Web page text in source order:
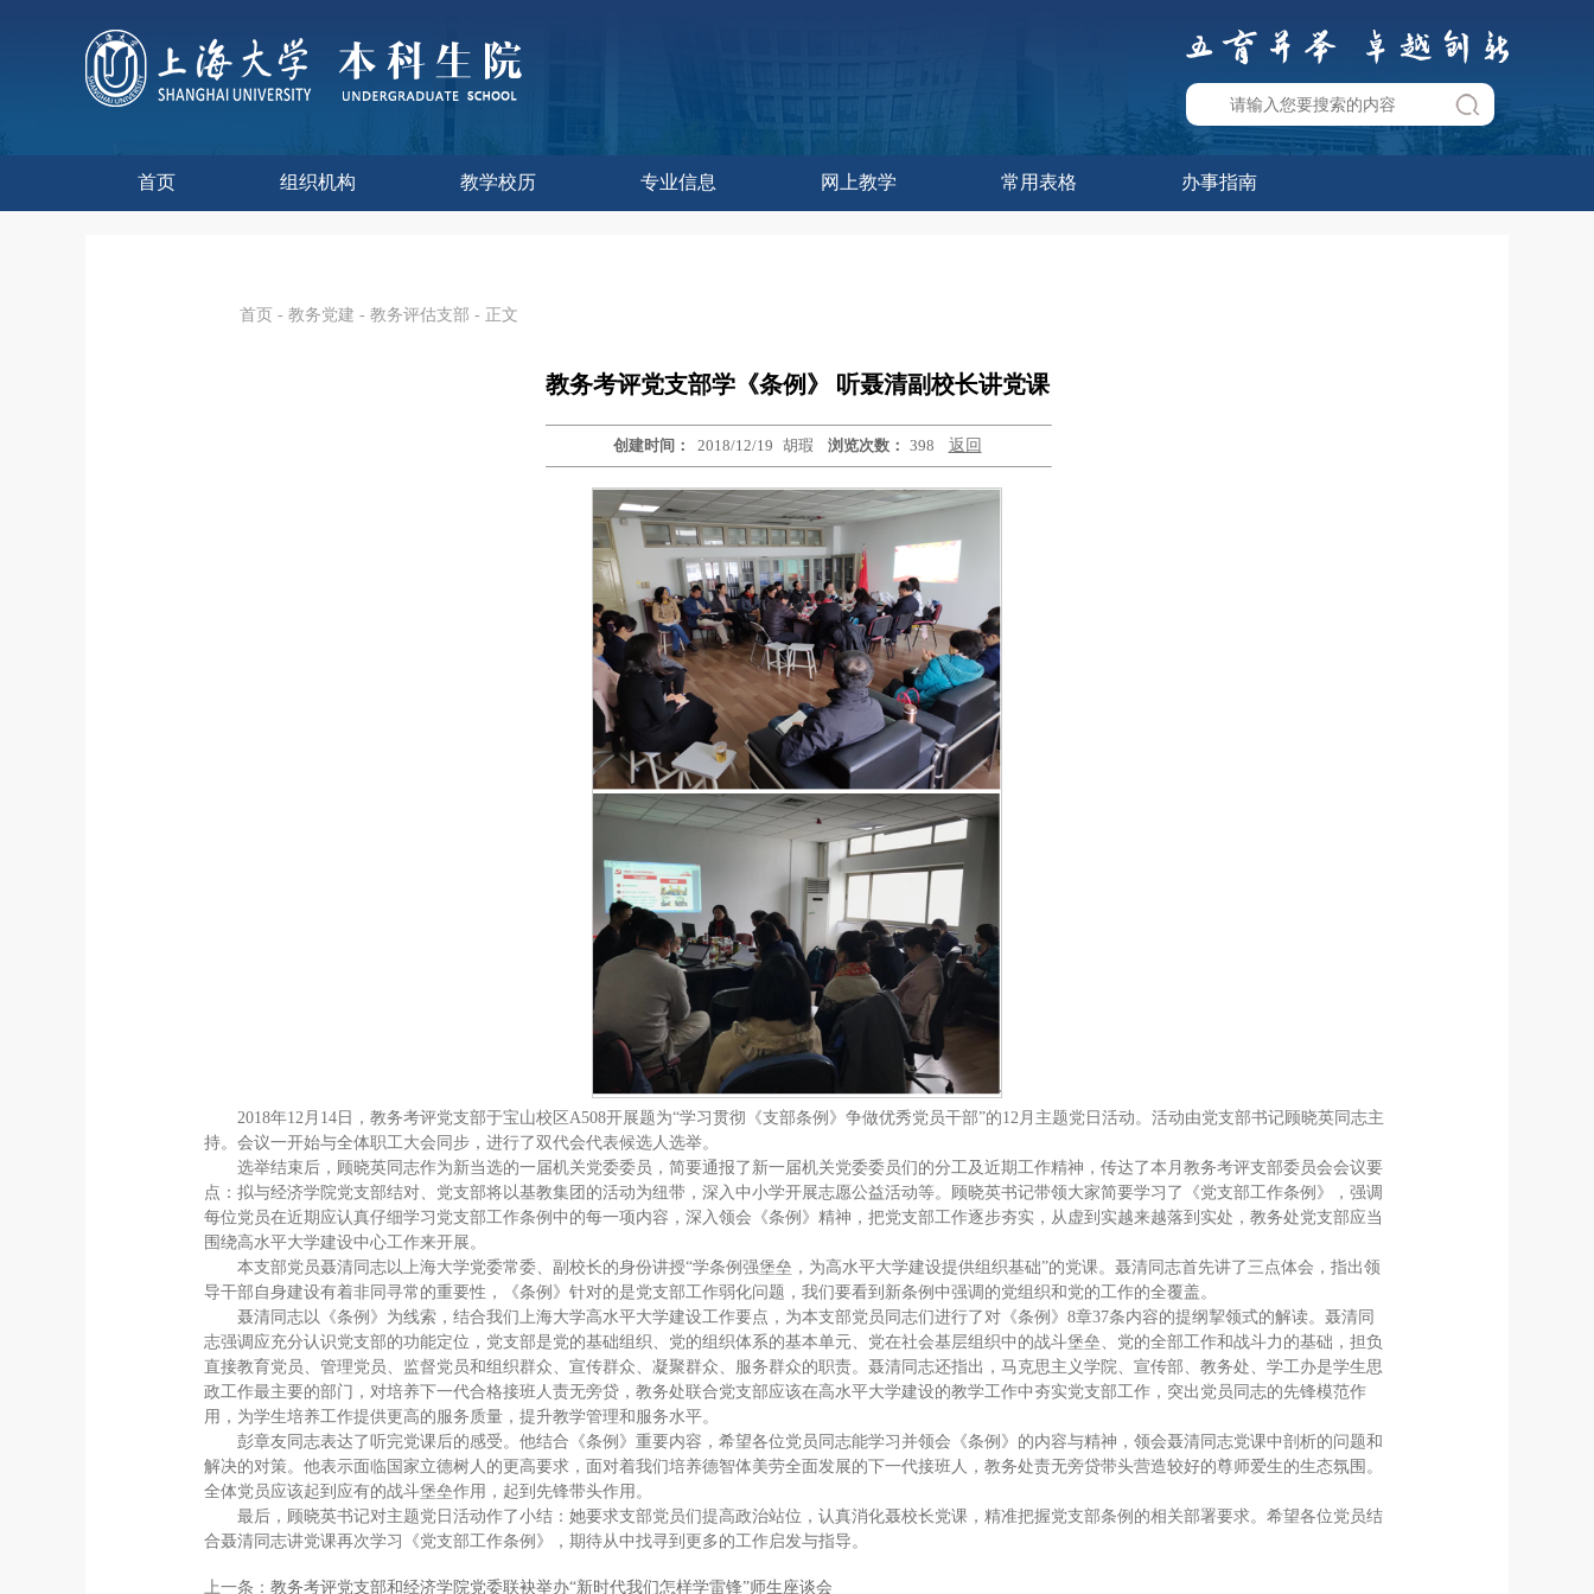
首页 组织机构 教学校历 专业信息 网上教学 常用表格 办事指南
首页 - 教务党建 - 教务评估支部 - 正文
教务考评党支部学《条例》 听聂清副校长讲党课
创建时间： 2018/12/19 胡瑕 浏览次数： 398 返回
2018年12月14日，教务考评党支部于宝山校区A508开展题为“学习贯彻《支部条例》争做优秀党员干部”的12月主题党日活动。活动由党支部书记顾晓英同志主
持。会议一开始与全体职工大会同步，进行了双代会代表候选人选举。
选举结束后，顾晓英同志作为新当选的一届机关党委委员，简要通报了新一届机关党委委员们的分工及近期工作精神，传达了本月教务考评支部委员会会议要
点：拟与经济学院党支部结对、党支部将以基教集团的活动为纽带，深入中小学开展志愿公益活动等。顾晓英书记带领大家简要学习了《党支部工作条例》，强调
每位党员在近期应认真仔细学习党支部工作条例中的每一项内容，深入领会《条例》精神，把党支部工作逐步夯实，从虚到实越来越落到实处，教务处党支部应当
围绕高水平大学建设中心工作来开展。
本支部党员聂清同志以上海大学党委常委、副校长的身份讲授“学条例强堡垒，为高水平大学建设提供组织基础”的党课。聂清同志首先讲了三点体会，指出领
导干部自身建设有着非同寻常的重要性，《条例》针对的是党支部工作弱化问题，我们要看到新条例中强调的党组织和党的工作的全覆盖。
聂清同志以《条例》为线索，结合我们上海大学高水平大学建设工作要点，为本支部党员同志们进行了对《条例》8章37条内容的提纲挈领式的解读。聂清同
志强调应充分认识党支部的功能定位，党支部是党的基础组织、党的组织体系的基本单元、党在社会基层组织中的战斗堡垒、党的全部工作和战斗力的基础，担负
直接教育党员、管理党员、监督党员和组织群众、宣传群众、凝聚群众、服务群众的职责。聂清同志还指出，马克思主义学院、宣传部、教务处、学工办是学生思
政工作最主要的部门，对培养下一代合格接班人责无旁贷，教务处联合党支部应该在高水平大学建设的教学工作中夯实党支部工作，突出党员同志的先锋模范作
用，为学生培养工作提供更高的服务质量，提升教学管理和服务水平。
彭章友同志表达了听完党课后的感受。他结合《条例》重要内容，希望各位党员同志能学习并领会《条例》的内容与精神，领会聂清同志党课中剖析的问题和
解决的对策。他表示面临国家立德树人的更高要求，面对着我们培养德智体美劳全面发展的下一代接班人，教务处责无旁贷带头营造较好的尊师爱生的生态氛围。
全体党员应该起到应有的战斗堡垒作用，起到先锋带头作用。
最后，顾晓英书记对主题党日活动作了小结：她要求支部党员们提高政治站位，认真消化聂校长党课，精准把握党支部条例的相关部署要求。希望各位党员结
合聂清同志讲党课再次学习《党支部工作条例》，期待从中找寻到更多的工作启发与指导。
上一条： 教务考评党支部和经济学院党委联袂举办“新时代我们怎样学雷锋”师生座谈会